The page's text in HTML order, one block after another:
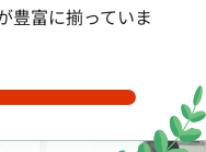
豊富に揃っていま